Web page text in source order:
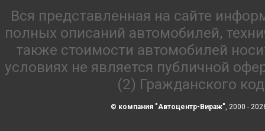
Вся представленная на сайте
полных описаний автомобилей,
также стоимости автомобилей
условиях не является публичной
(2) Гражданского
© компания "Автоцентр-Вираж", 2000 -